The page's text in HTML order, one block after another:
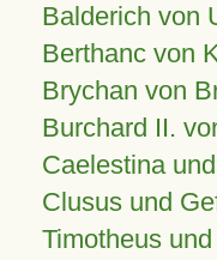
Balderich von
Berthanc von
Brychan von
Burchard II.
Caelestina
Clusus und
Timotheus